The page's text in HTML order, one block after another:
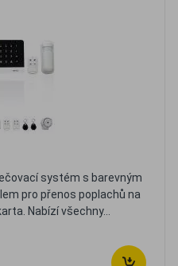
systém s barevným
pro přenos poplachů na
Nabízí všechny...